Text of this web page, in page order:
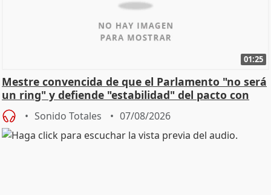
01:25
Mestre convencida de que el Parlamento "no será
un ring" y defiende "estabilidad" del pacto con
Vox
Sonido Totales 07/08/2026